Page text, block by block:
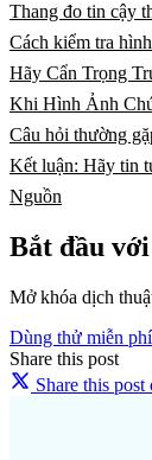
Thang đo tin cậy
Cách kiểm tra
Hãy Cẩn Trọng
Khi Hình Ảnh
Câu hỏi thường
Kết luận: Hãy tin
Nguồn
Bắt đầu
Mở khóa dịch
Dùng thử miễn phí
Share this post
Share this post